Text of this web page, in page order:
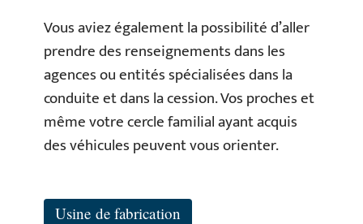
Vous aviez également la possibilité d’aller
prendre des renseignements dans les
agences ou entités spécialisées dans la
conduite et dans la cession. Vos proches et
même votre cercle familial ayant acquis
des véhicules peuvent vous orienter.
Usine de fabrication